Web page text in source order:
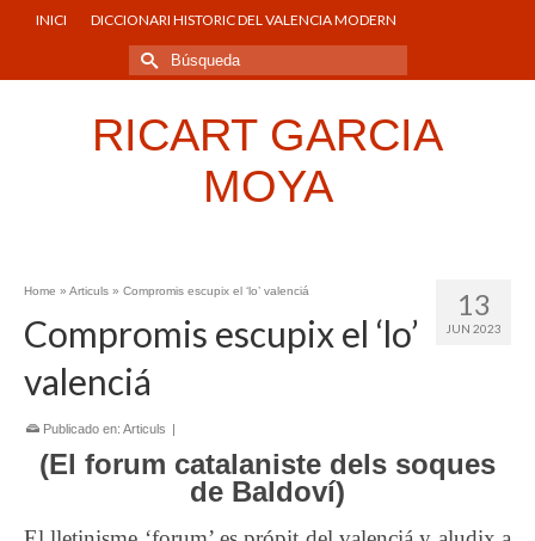
INICI DICCIONARI HISTORIC DEL VALENCIA MODERN
Buscar
por:
RICART GARCIA
MOYA
13
JUN 2023
Home » Articuls » Compromis escupix el ‘lo’ valenciá
Compromis escupix el ‘lo’
valenciá
Publicado en: Articuls |
(El forum catalaniste dels soques
de Baldoví)